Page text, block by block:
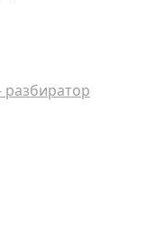
разбиратор